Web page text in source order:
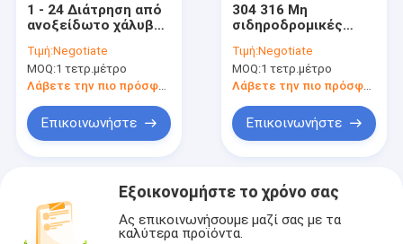
1 - 24 Διάτρηση από
ανοξείδωτο χάλυβα
Τραπεζογραμμάτιο
με όμορφη
συσκευασία
Τιμή:Negotiate
MOQ:1 τετρ.μέτρο
Λάβετε την πιο πρόσφατη τιμή
Επικοινωνήστε
304 316 Μη
σιδηροδρομικές
ανοξείδωτο χάλυβα
Τιμή:Negotiate
MOQ:1 τετρ.μέτρο
Λάβετε την πιο πρόσφατη τιμή
Επικοινωνήστε
Εξοικονομήστε το χρόνο σας
Ας επικοινωνήσουμε μαζί σας με τα
καλύτερα προϊόντα.